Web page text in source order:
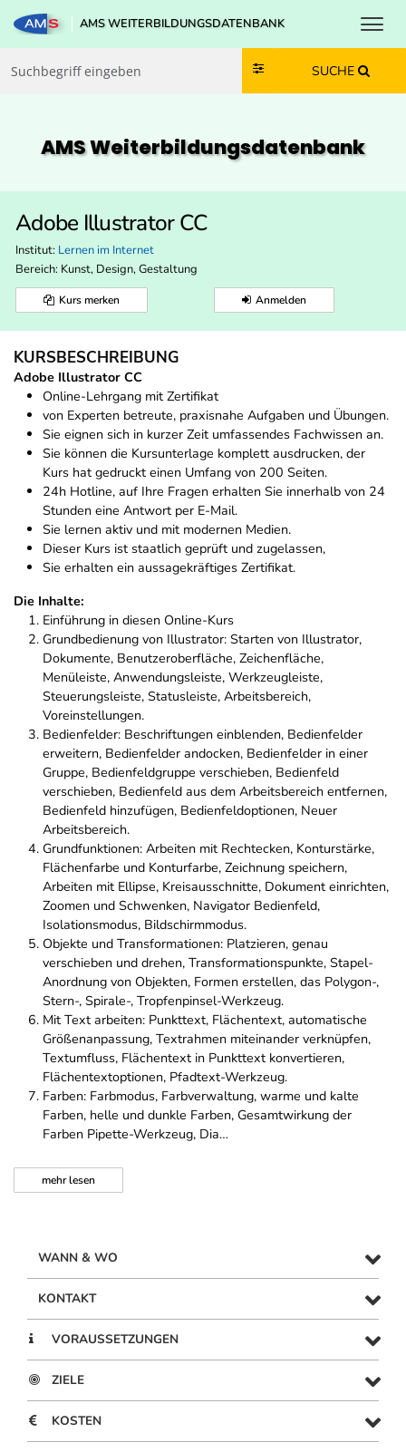
Zum Inhalt springen
Zum Navmenü springen
Zur Suche springen
Zur Footer springen
AMS WEITERBILDUNGSDATENBANK
SUCHE
AMS Weiterbildungs­datenbank
Adobe Illustrator CC
Institut: Lernen im Internet
Bereich: Kunst, Design, Gestaltung
Kurs merken Anmelden
KURSBESCHREIBUNG
Adobe Illustrator CC
Online-Lehrgang mit Zertifikat
von Experten betreute, praxisnahe Aufgaben und Übungen.
Sie eignen sich in kurzer Zeit umfassendes Fachwissen an.
Sie können die Kursunterlage komplett ausdrucken, der
Kurs hat gedruckt einen Umfang von 200 Seiten.
24h Hotline, auf Ihre Fragen erhalten Sie innerhalb von 24
Stunden eine Antwort per E-Mail.
Sie lernen aktiv und mit modernen Medien.
Dieser Kurs ist staatlich geprüft und zugelassen,
Sie erhalten ein aussagekräftiges Zertifikat.
Die Inhalte:
Einführung in diesen Online-Kurs
Grundbedienung von Illustrator: Starten von Illustrator,
Dokumente, Benutzeroberfläche, Zeichenfläche,
Menüleiste, Anwendungsleiste, Werkzeugleiste,
Steuerungsleiste, Statusleiste, Arbeitsbereich,
Voreinstellungen.
Bedienfelder: Beschriftungen einblenden, Bedienfelder
erweitern, Bedienfelder andocken, Bedienfelder in einer
Gruppe, Bedienfeldgruppe verschieben, Bedienfeld
verschieben, Bedienfeld aus dem Arbeitsbereich entfernen,
Bedienfeld hinzufügen, Bedienfeldoptionen, Neuer
Arbeitsbereich.
Grundfunktionen: Arbeiten mit Rechtecken, Konturstärke,
Flächenfarbe und Konturfarbe, Zeichnung speichern,
Arbeiten mit Ellipse, Kreisausschnitte, Dokument einrichten,
Zoomen und Schwenken, Navigator Bedienfeld,
Isolationsmodus, Bildschirmmodus.
Objekte und Transformationen: Platzieren, genau
verschieben und drehen, Transformationspunkte, Stapel-
Anordnung von Objekten, Formen erstellen, das Polygon-,
Stern-, Spirale-, Tropfenpinsel-Werkzeug.
Mit Text arbeiten: Punkttext, Flächentext, automatische
Größenanpassung, Textrahmen miteinander verknüpfen,
Textumfluss, Flächentext in Punkttext konvertieren,
Flächentextoptionen, Pfadtext-Werkzeug.
Farben: Farbmodus, Farbverwaltung, warme und kalte
Farben, helle und dunkle Farben, Gesamtwirkung der
Farben Pipette-Werkzeug, Dia…
mehrlesen
WANN & WO
KONTAKT
VORAUSSETZUNGEN
ZIELE
KOSTEN